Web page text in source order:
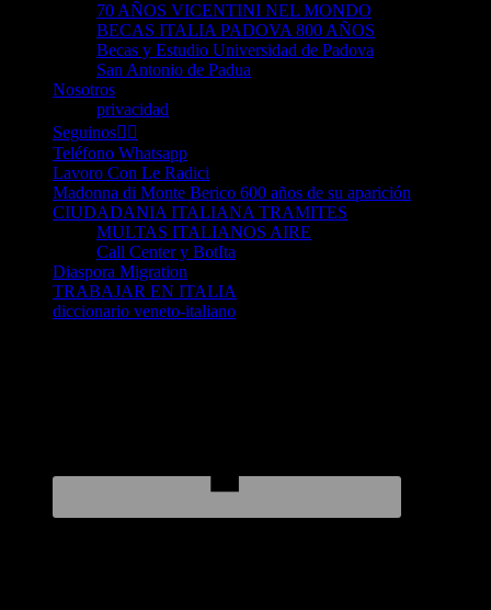
70 AÑOS VICENTINI NEL MONDO
BECAS ITALIA PADOVA 800 AÑOS
Becas y Estudio Universidad de Padova
San Antonio de Padua
Nosotros
privacidad
Seguinos👈🏻
Teléfono Whatsapp
Lavoro Con Le Radici
Madonna di Monte Berico 600 años de su aparición
CIUDADANIA ITALIANA TRAMITES
MULTAS ITALIANOS AIRE
Call Center y BotIta
Diaspora Migration
TRABAJAR EN ITALIA
diccionario veneto-italiano